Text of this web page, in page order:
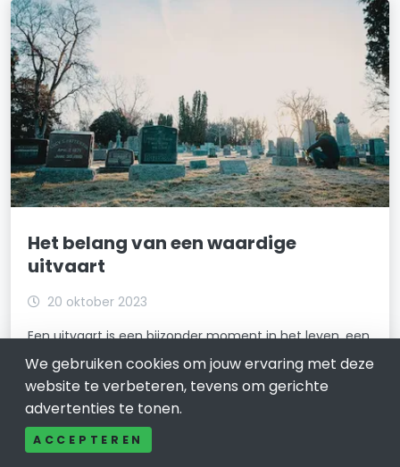
Het belang van een waardige
uitvaart
20 oktober 2023
Een uitvaart is een bijzonder moment in het leven, een
tijd van diepe emoties en betekenis. Het afscheid
nemen van een geliefde is een onvermijdelijke
ervaring die ons allemaal op een bepaald punt in ons
leven te wachten staat. In dit artikel zullen
LEES VERDER
We gebruiken cookies om jouw ervaring met deze
website te verbeteren, tevens om gerichte
advertenties te tonen.
ACCEPTEREN